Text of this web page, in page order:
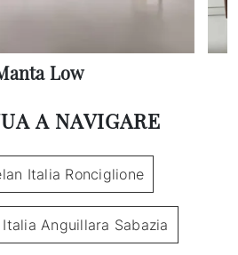
Low
A NAVIGARE
Italia Ronciglione
Anguillara Sabazia